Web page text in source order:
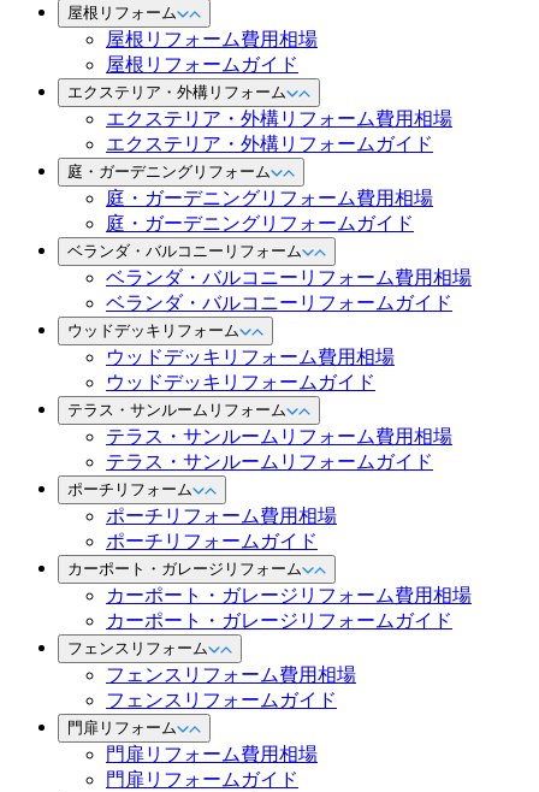
屋根リフォーム
屋根リフォーム費用相場
屋根リフォームガイド
エクステリア・外構リフォーム
エクステリア・外構リフォーム費用相場
エクステリア・外構リフォームガイド
庭・ガーデニングリフォーム
庭・ガーデニングリフォーム費用相場
庭・ガーデニングリフォームガイド
ベランダ・バルコニーリフォーム
ベランダ・バルコニーリフォーム費用相場
ベランダ・バルコニーリフォームガイド
ウッドデッキリフォーム
ウッドデッキリフォーム費用相場
ウッドデッキリフォームガイド
テラス・サンルームリフォーム
テラス・サンルームリフォーム費用相場
テラス・サンルームリフォームガイド
ポーチリフォーム
ポーチリフォーム費用相場
ポーチリフォームガイド
カーポート・ガレージリフォーム
カーポート・ガレージリフォーム費用相場
カーポート・ガレージリフォームガイド
フェンスリフォーム
フェンスリフォーム費用相場
フェンスリフォームガイド
門扉リフォーム
門扉リフォーム費用相場
門扉リフォームガイド